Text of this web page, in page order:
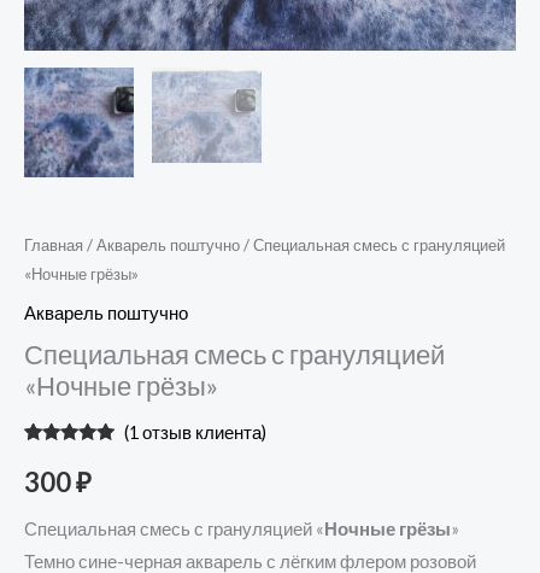
Главная /Акварель поштучно/ Специальная смесь с грануляцией
«Ночные грёзы»
Акварель поштучно
Специальная смесь с грануляцией
«Ночные грёзы»
5.00из 5 на
основе
пользователя
(1 отзыв клиента)
300₽
Специальная смесь с грануляцией «Ночные грёзы»
Темно сине-черная акварель с лёгким флером розовой